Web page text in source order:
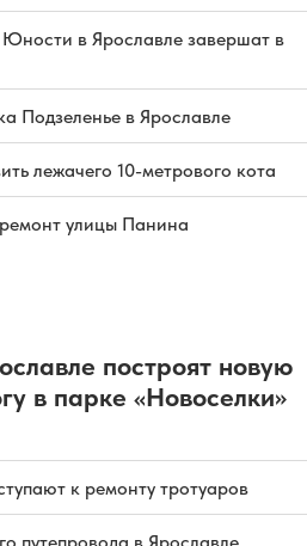
в Ярославле завершат в
Подзеленье в Ярославле
лежачего 10-метрового кота
улицы Панина
построят новую
в парке «Новоселки»
к ремонту тротуаров